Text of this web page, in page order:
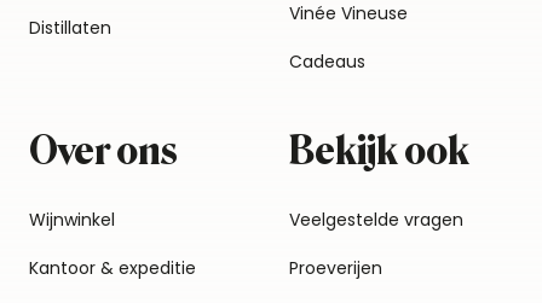
Distillaten
Vinée Vineuse
Cadeaus
Over ons
Wijnwinkel
Kantoor & expeditie
Bekijk ook
Veelgestelde vragen
Proeverijen